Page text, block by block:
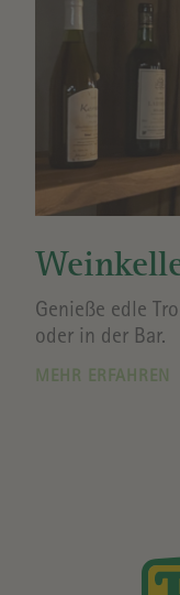
Genieße edle
oder in der Bar.
MEHR ERFAHREN